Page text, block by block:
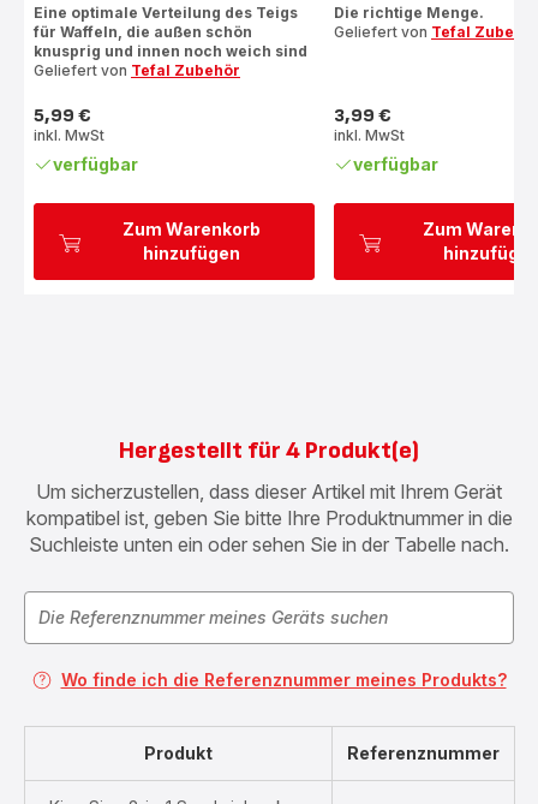
Zum Warenkorb
hinzufügen
mit
5
Sternen
(Durchschnitt)
Eine optimale Verteilung des Teigs
für Waffeln, die außen schön
knusprig und innen noch weich sind
Geliefert von Tefal Zubehör
Preis
5,99 €
inkl. MwSt
verfügbar
Zum
Die richtige Menge.
Geliefert von Tefal
Preis
3,99 €
inkl. MwSt
verfügbar
Hergestellt für 4 Produkt(e)
Um sicherzustellen, dass dieser Artikel mit Ihrem Gerät
kompatibel ist, geben Sie bitte Ihre Produktnummer in die
Suchleiste unten ein oder sehen Sie in der Tabelle nach.
Wo finde ich die Referenznummer meines Produkts?
Produkt Referenznummer